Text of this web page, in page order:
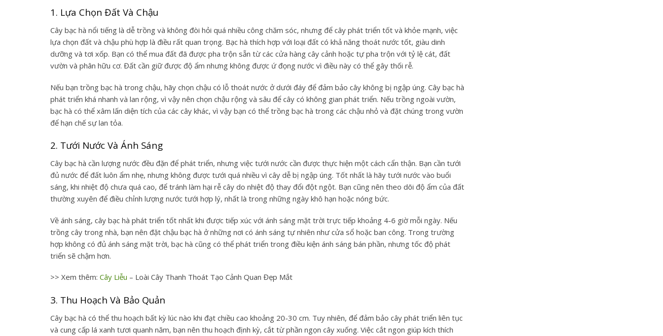
1. Lựa Chọn Đất Và Chậu
Cây bạc hà nổi tiếng là dễ trồng và không đòi hỏi quá nhiều công chăm sóc, nhưng để cây phát triển tốt và khỏe mạnh, việc
lựa chọn đất và chậu phù hợp là điều rất quan trọng. Bạc hà thích hợp với loại đất có khả năng thoát nước tốt, giàu dinh
dưỡng và tơi xốp. Bạn có thể mua đất đã được pha trộn sẵn từ các cửa hàng cây cảnh hoặc tự pha trộn với tỷ lệ cát, đất
vườn và phân hữu cơ. Đất cần giữ được độ ẩm nhưng không được ứ đọng nước vì điều này có thể gây thối rễ.
Nếu bạn trồng bạc hà trong chậu, hãy chọn chậu có lỗ thoát nước ở dưới đáy để đảm bảo cây không bị ngập úng. Cây bạc hà
phát triển khá nhanh và lan rộng, vì vậy nên chọn chậu rộng và sâu để cây có không gian phát triển. Nếu trồng ngoài vườn,
bạc hà có thể xâm lấn diện tích của các cây khác, vì vậy bạn có thể trồng bạc hà trong các chậu nhỏ và đặt chúng trong vườn
để hạn chế sự lan tỏa.
2. Tưới Nước Và Ánh Sáng
Cây bạc hà cần lượng nước đều đặn để phát triển, nhưng việc tưới nước cần được thực hiện một cách cẩn thận. Bạn cần tưới
đủ nước để đất luôn ẩm nhẹ, nhưng không được tưới quá nhiều vì cây dễ bị ngập úng. Tốt nhất là hãy tưới nước vào buổi
sáng, khi nhiệt độ chưa quá cao, để tránh làm hại rễ cây do nhiệt độ thay đổi đột ngột. Bạn cũng nên theo dõi độ ẩm của đất
thường xuyên để điều chỉnh lượng nước tưới hợp lý, nhất là trong những ngày khô hạn hoặc nóng bức.
Về ánh sáng, cây bạc hà phát triển tốt nhất khi được tiếp xúc với ánh sáng mặt trời trực tiếp khoảng 4-6 giờ mỗi ngày. Nếu
trồng cây trong nhà, bạn nên đặt chậu bạc hà ở những nơi có ánh sáng tự nhiên như cửa sổ hoặc ban công. Trong trường
hợp không có đủ ánh sáng mặt trời, bạc hà cũng có thể phát triển trong điều kiện ánh sáng bán phần, nhưng tốc độ phát
triển sẽ chậm hơn.
>> Xem thêm: Cây Liễu – Loài Cây Thanh Thoát Tạo Cảnh Quan Đẹp Mắt
3. Thu Hoạch Và Bảo Quản
Cây bạc hà có thể thu hoạch bất kỳ lúc nào khi đạt chiều cao khoảng 20-30 cm. Tuy nhiên, để đảm bảo cây phát triển liên tục
và cung cấp lá xanh tươi quanh năm, bạn nên thu hoạch định kỳ, cắt từ phần ngọn cây xuống. Việc cắt ngọn giúp kích thích